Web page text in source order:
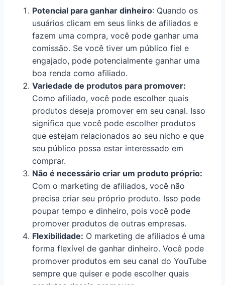
Potencial para ganhar dinheiro: Quando os
usuários clicam em seus links de afiliados e
fazem uma compra, você pode ganhar uma
comissão. Se você tiver um público fiel e
engajado, pode potencialmente ganhar uma
boa renda como afiliado.
Variedade de produtos para promover:
Como afiliado, você pode escolher quais
produtos deseja promover em seu canal. Isso
significa que você pode escolher produtos
que estejam relacionados ao seu nicho e que
seu público possa estar interessado em
comprar.
Não é necessário criar um produto próprio:
Com o marketing de afiliados, você não
precisa criar seu próprio produto. Isso pode
poupar tempo e dinheiro, pois você pode
promover produtos de outras empresas.
Flexibilidade: O marketing de afiliados é uma
forma flexível de ganhar dinheiro. Você pode
promover produtos em seu canal do YouTube
sempre que quiser e pode escolher quais